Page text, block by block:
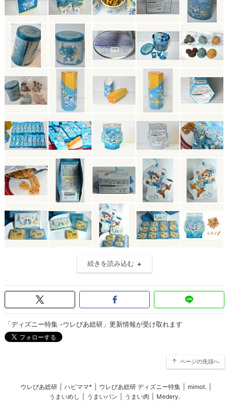
続きを読み込む
「ディズニー特集 -ウレぴあ総研」更新情報が受け取れます
ページの先頭へ
ウレぴあ総研 ハピママ* ウレぴあ総研 ディズニー特集 mimot.
うまいめし
うまいパン うまい肉 Medery.